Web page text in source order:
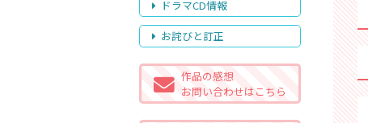
ドラマCD情報
お詫びと訂正
作品の感想
お問い合わせはこちら